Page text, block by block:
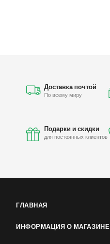
Доставка почтой
По всему миру
Подарки и скидки
для постоянных клиентов
ГЛАВНАЯ
ИНФОРМАЦИЯ О МАГАЗИНЕ